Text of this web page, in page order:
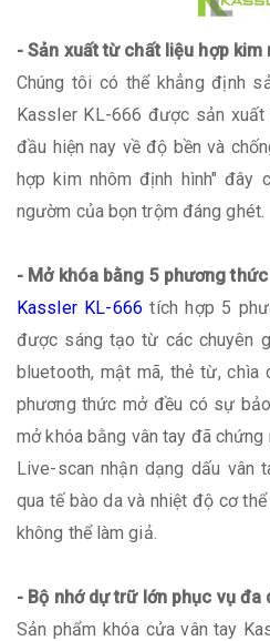
- Sản xuất từ chất liệu hợp kim
Chúng tôi có thể khẳng định
Kassler KL-666 được sản
đầu hiện nay về độ bền và
hợp kim nhôm định hình" đây
ngườm của bọn trộm đáng ghét.
- Mở khóa bằng 5 phương
Kassler KL-666 tích hợp 5
được sáng tạo từ các chuyên
bluetooth, mật mã, thẻ từ, chìa
phương thức mở đều có sự
mở khóa bằng vân tay đã
Live-scan nhận dạng dấu vân
qua tế bào da và nhiệt độ cơ
không thể làm giả.
- Bộ nhớ dự trữ lớn phục vụ đa
Sản phẩm khóa cửa vân tay